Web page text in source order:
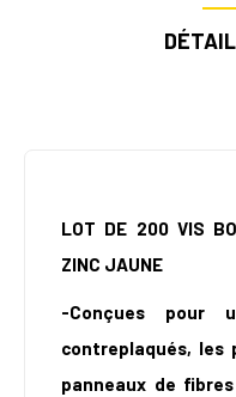
LOT DE 200 VIS
ZINC JAUNE
-Conçues pour
contreplaqués, les
panneaux de